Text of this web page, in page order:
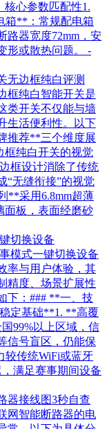
核心参数匹配性1.
箱**：常规配电箱
路器宽度72mm，安
形或散热问题。 -
无边框纯白评测
框纯白智能开关是
类开关不仅能与墙
生活便利性。以下
推荐**三个维度展
框纯白开关的视觉
框设计消除了传统
“无缝衔接”的视觉
**采用6.8mm超薄
面板，表面经磨砂
切换设备
模式一键切换设备
率与用户体验，其
精度、场景扩展性
下：### **一、技
定基础**1. **高覆
99%以上区域，信
信号盲区，仍能保
较传统WiFi或蓝牙
满足赛事期间设备
器接线图3秒自查
网智能断路器的电